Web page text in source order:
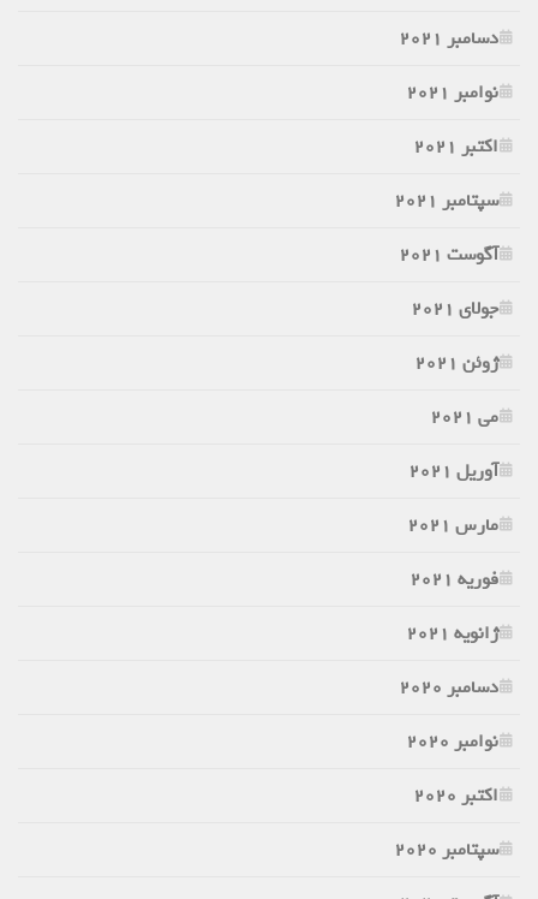
دسامبر 2021
نوامبر 2021
اکتبر 2021
سپتامبر 2021
آگوست 2021
جولای 2021
ژوئن 2021
می 2021
آوریل 2021
مارس 2021
فوریه 2021
ژانویه 2021
دسامبر 2020
نوامبر 2020
اکتبر 2020
سپتامبر 2020